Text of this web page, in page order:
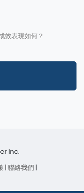
效表現如何？
Inc.
| 聯絡我們 |